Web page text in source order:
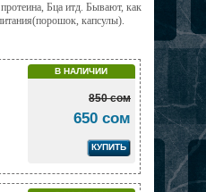
Бца итд. Бывают, как
капсулы).
В НАЛИЧИИ
850 сом
650 сом
КУПИТЬ